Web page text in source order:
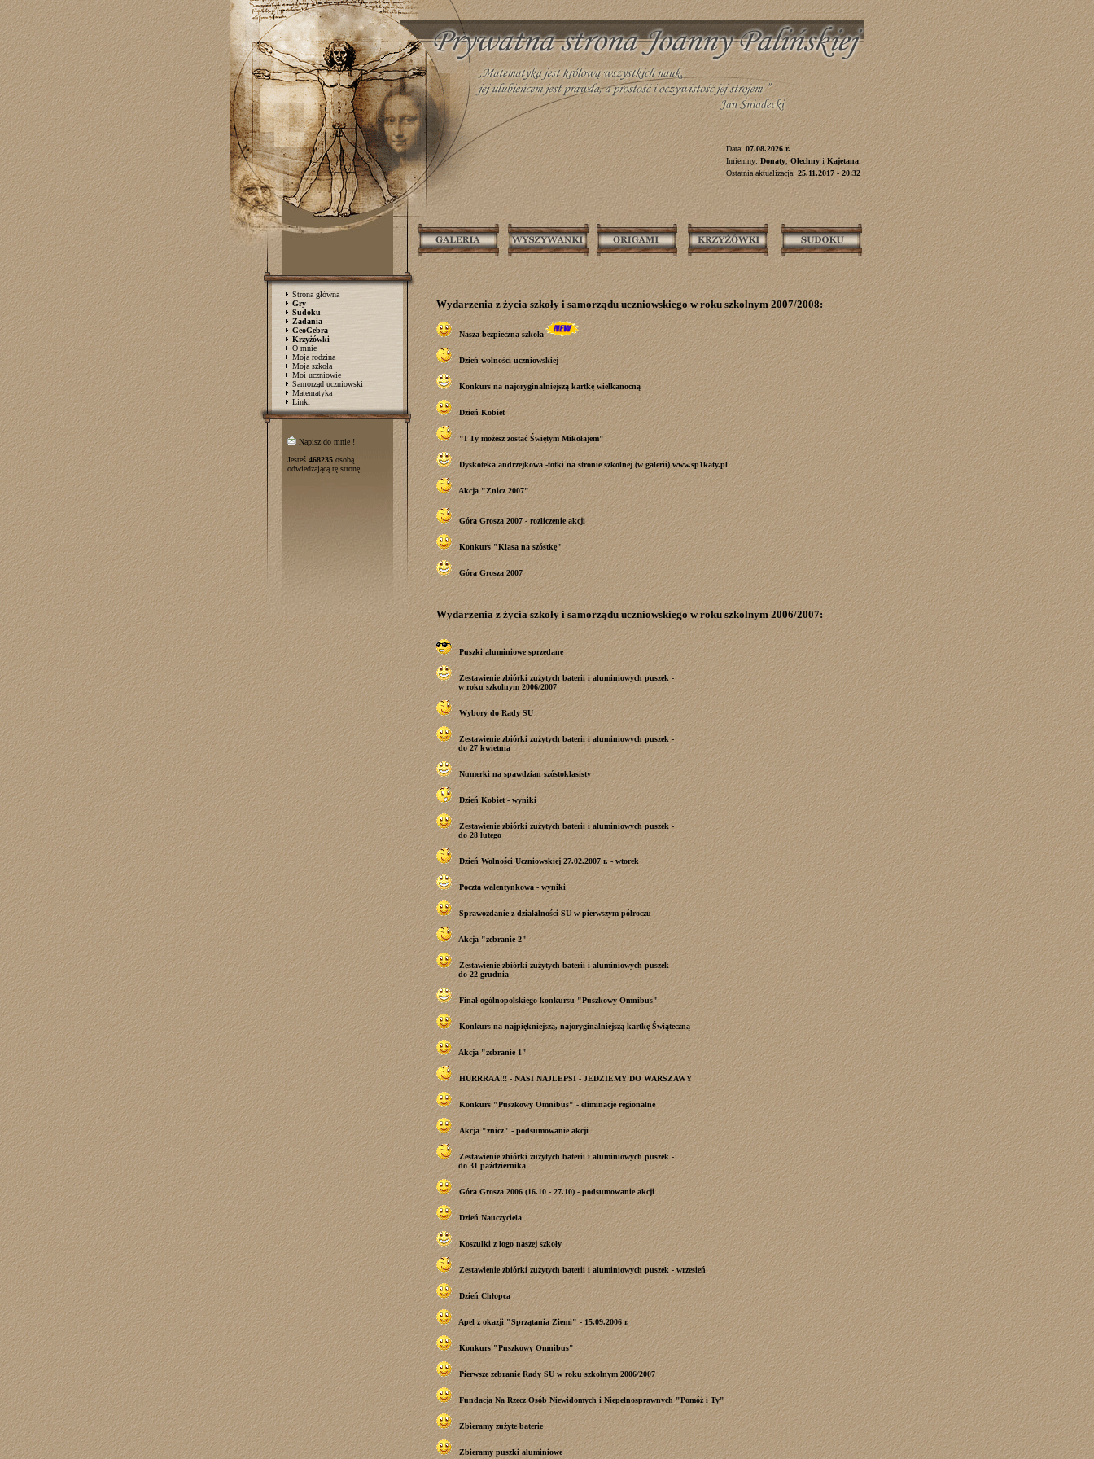
Data: 07.08.2026 r.
Imieniny: Donaty,Olechny i Kajetana.
Ostatnia aktualizacja: 25.11.2017 - 20:32
Strona główna
Gry
Sudoku
Zadania
GeoGebra
Krzyżówki
O mnie
Moja rodzina
Moja szkoła
Moi uczniowie
Samorząd uczniowski
Matematyka
Linki
Napisz do mnie !
Jesteś 468235 osobą
odwiedzającą tę stronę.
Wydarzenia z życia szkoły i samorządu uczniowskiego w roku szkolnym 2007/2008:
Nasza bezpieczna szkoła
Dzień wolności uczniowskiej
Konkurs na najoryginalniejszą kartkę wielkanocną
Dzień Kobiet
"I Ty możesz zostać Świętym Mikołajem"
Dyskoteka andrzejkowa -fotki na stronie szkolnej (w galerii) www.sp1katy.pl
Akcja "Znicz 2007"
Góra Grosza 2007 - rozliczenie akcji
Konkurs "Klasa na szóstkę"
Góra Grosza 2007
Wydarzenia z życia szkoły i samorządu uczniowskiego w roku szkolnym 2006/2007:
Puszki aluminiowe sprzedane
Zestawienie zbiórki zużytych baterii i aluminiowych puszek -
w roku szkolnym 2006/2007
Wybory do Rady SU
Zestawienie zbiórki zużytych baterii i aluminiowych puszek -
do 27 kwietnia
Numerki na spawdzian szóstoklasisty
Dzień Kobiet - wyniki
Zestawienie zbiórki zużytych baterii i aluminiowych puszek -
do 28 lutego
Dzień Wolności Uczniowskiej 27.02.2007 r. - wtorek
Poczta walentynkowa - wyniki
Sprawozdanie z działalności SU w pierwszym półroczu
Akcja "zebranie 2"
Zestawienie zbiórki zużytych baterii i aluminiowych puszek -
do 22 grudnia
Finał ogólnopolskiego konkursu "Puszkowy Omnibus"
Konkurs na najpiękniejszą, najoryginalniejszą kartkę Świąteczną
Akcja "zebranie 1"
HURRRAA!!! - NASI NAJLEPSI - JEDZIEMY DO WARSZAWY
Konkurs "Puszkowy Omnibus" - eliminacje regionalne
Akcja "znicz" - podsumowanie akcji
Zestawienie zbiórki zużytych baterii i aluminiowych puszek -
do 31 października
Góra Grosza 2006 (16.10 - 27.10) - podsumowanie akcji
Dzień Nauczyciela
Koszulki z logo naszej szkoły
Zestawienie zbiórki zużytych baterii i aluminiowych puszek - wrzesień
Dzień Chłopca
Apel z okazji "Sprzątania Ziemi" - 15.09.2006 r.
Konkurs "Puszkowy Omnibus"
Pierwsze zebranie Rady SU w roku szkolnym 2006/2007
Fundacja Na Rzecz Osób Niewidomych i Niepełnosprawnych"Pomóż i Ty"
Zbieramy zużyte baterie
Zbieramy puszki aluminiowe